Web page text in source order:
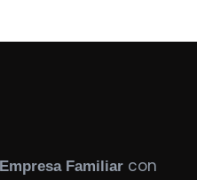
Familiar con